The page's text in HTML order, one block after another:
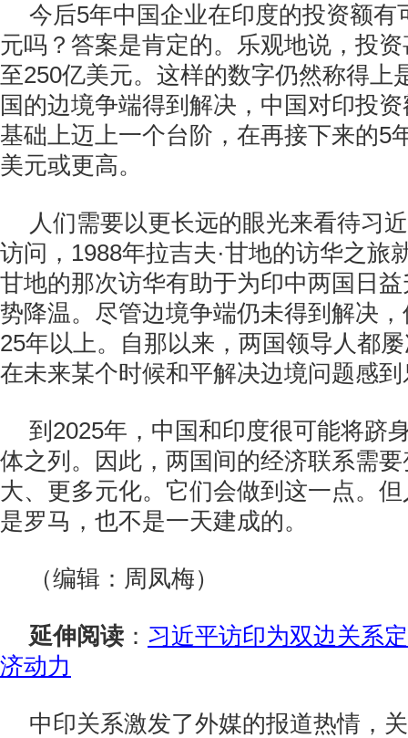
今后5年中国企业在印度的投资额有
元吗？答案是肯定的。乐观地说，投
至250亿美元。这样的数字仍然称得上
国的边境争端得到解决，中国对印投
基础上迈上一个台阶，在再接下来的5
美元或更高。
人们需要以更长远的眼光来看待习
访问，1988年拉吉夫·甘地的访华之旅
甘地的那次访华有助于为印中两国日
势降温。尽管边境争端仍未得到解决
25年以上。自那以来，两国领导人都
在未来某个时候和平解决边境问题感
到2025年，中国和印度很可能将跻
体之列。因此，两国间的经济联系需
大、更多元化。它们会做到这一点。
是罗马，也不是一天建成的。
（编辑：周凤梅）
延伸阅读 ： 习近平访印为双边关系
济动力
中印关系激发了外媒的报道热情，